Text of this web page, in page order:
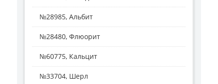
№28985, Альбит
№28480, Флюорит
№60775, Кальцит
№33704, Шерл